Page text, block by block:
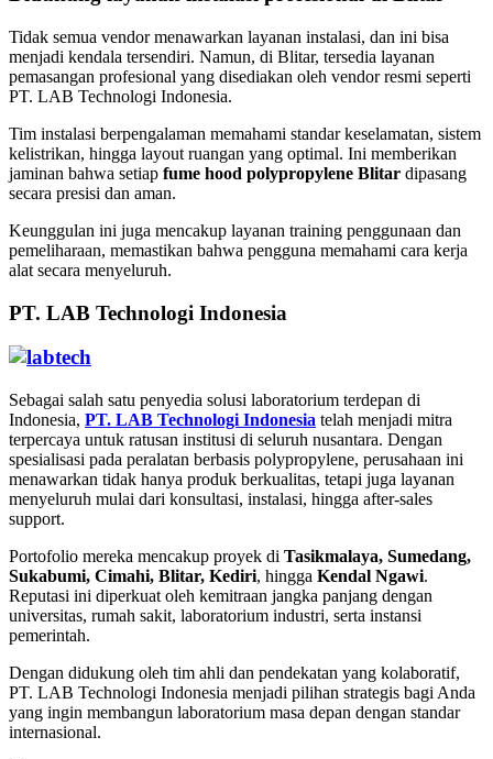
Tidak semua vendor menawarkan layanan instalasi, dan ini bisa
menjadi kendala tersendiri. Namun, di Blitar, tersedia layanan
pemasangan profesional yang disediakan oleh vendor resmi seperti
PT. LAB Technologi Indonesia.
Tim instalasi berpengalaman memahami standar keselamatan, sistem
kelistrikan, hingga layout ruangan yang optimal. Ini memberikan
jaminan bahwa setiap fume hood polypropylene Blitar dipasang
secara presisi dan aman.
Keunggulan ini juga mencakup layanan training penggunaan dan
pemeliharaan, memastikan bahwa pengguna memahami cara kerja
alat secara menyeluruh.
PT. LAB Technologi Indonesia
Sebagai salah satu penyedia solusi laboratorium terdepan di
Indonesia, PT. LAB Technologi Indonesia telah menjadi mitra
terpercaya untuk ratusan institusi di seluruh nusantara. Dengan
spesialisasi pada peralatan berbasis polypropylene, perusahaan ini
menawarkan tidak hanya produk berkualitas, tetapi juga layanan
menyeluruh mulai dari konsultasi, instalasi, hingga after-sales
support.
Portofolio mereka mencakup proyek di Tasikmalaya, Sumedang,
Sukabumi, Cimahi, Blitar, Kediri, hingga Kendal Ngawi.
Reputasi ini diperkuat oleh kemitraan jangka panjang dengan
universitas, rumah sakit, laboratorium industri, serta instansi
pemerintah.
Dengan didukung oleh tim ahli dan pendekatan yang kolaboratif,
PT. LAB Technologi Indonesia menjadi pilihan strategis bagi Anda
yang ingin membangun laboratorium masa depan dengan standar
internasional.